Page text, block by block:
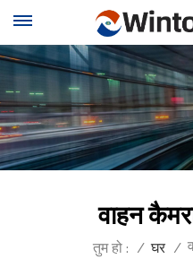
वाहन
तुम हो : / घर /